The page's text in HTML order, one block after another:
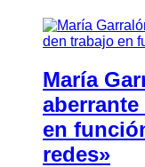
María
en
redes»